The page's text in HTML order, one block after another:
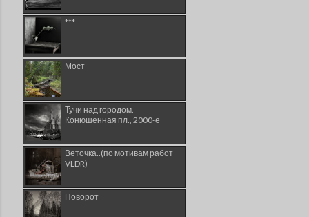
***
Мост
Тучи над городом.
Конюшенная пл., 2000-е
Веточка..(по мотивам работ
VLDR)
Поворот